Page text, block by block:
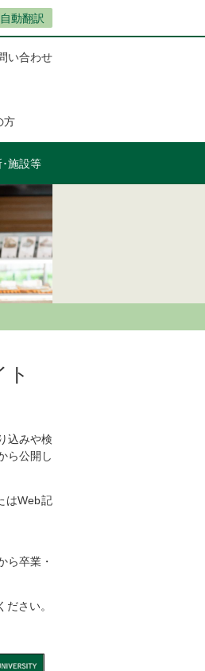
自動翻訳
い合わせ
方
施設等
込みや検
ら公開し
はWeb記
ら卒業・
さい。